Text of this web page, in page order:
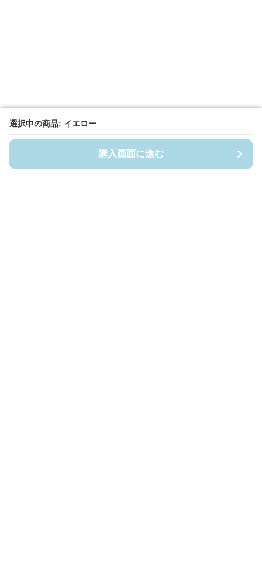
選択中の商品: イエロー
購入画面に進む
選択中の商品: イエロー
購入画面に進む